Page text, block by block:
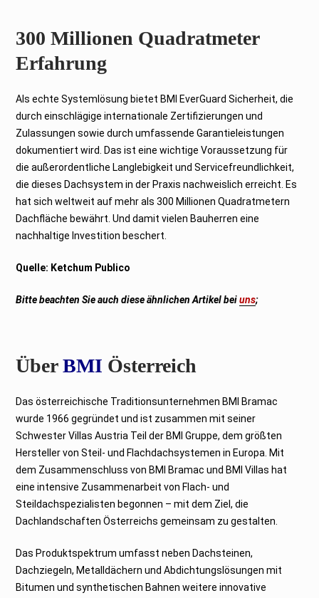
300 Millionen Quadratmeter
Erfahrung
Als echte Systemlösung bietet BMI EverGuard Sicherheit, die
durch einschlägige internationale Zertifizierungen und
Zulassungen sowie durch umfassende Garantieleistungen
dokumentiert wird. Das ist eine wichtige Voraussetzung für
die außerordentliche Langlebigkeit und Servicefreundlichkeit,
die dieses Dachsystem in der Praxis nachweislich erreicht. Es
hat sich weltweit auf mehr als 300 Millionen Quadratmetern
Dachfläche bewährt. Und damit vielen Bauherren eine
nachhaltige Investition beschert.
Quelle: Ketchum Publico
Bitte beachten Sie auch diese ähnlichen Artikel beiuns;
ÜberBMI Österreich
Das österreichische Traditionsunternehmen BMI Bramac
wurde 1966 gegründet und ist zusammen mit seiner
Schwester Villas Austria Teil der BMI Gruppe, dem größten
Hersteller von Steil- und Flachdachsystemen in Europa. Mit
dem Zusammenschluss von BMI Bramac und BMI Villas hat
eine intensive Zusammenarbeit von Flach- und
Steildachspezialisten begonnen – mit dem Ziel, die
Dachlandschaften Österreichs gemeinsam zu gestalten.
Das Produktspektrum umfasst neben Dachsteinen,
Dachziegeln, Metalldächern und Abdichtungslösungen mit
Bitumen und synthetischen Bahnen weitere innovative